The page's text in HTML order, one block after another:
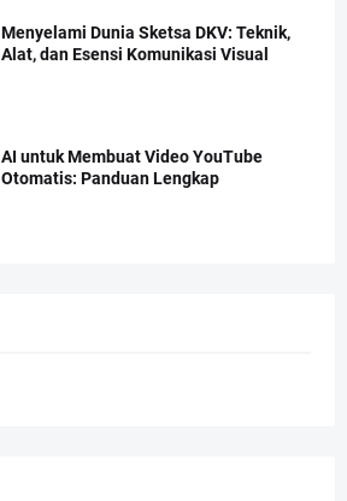
Menyelami Dunia Sketsa DKV: Teknik,
Alat, dan Esensi Komunikasi Visual
AI untuk Membuat Video YouTube
Otomatis: Panduan Lengkap